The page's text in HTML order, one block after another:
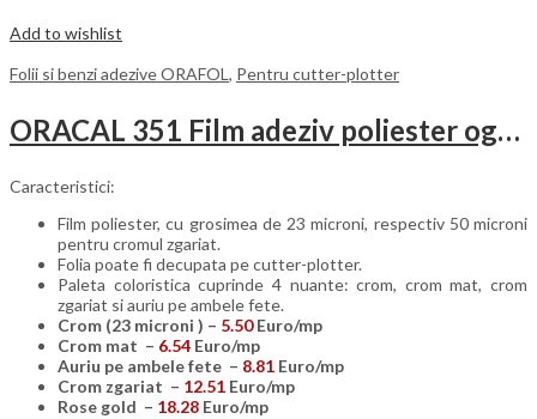
Add to wishlist
Folii si benzi adezive ORAFOL , Pentru cutter-plotter
ORACAL 351 Film adeziv poliester oglinda
Caracteristici:
Film poliester, cu grosimea de 23 microni, respectiv 50 microni
pentru cromul zgariat.
Folia poate fi decupata pe cutter-plotter.
Paleta coloristica cuprinde 4 nuante: crom, crom mat, crom
zgariat si auriu pe ambele fete.
Crom (23 microni ) – 5.50Euro/mp
Crom mat – 6.54 Euro/mp
Auriu pe ambele fete – 8.81 Euro/mp
Crom zgariat – 12.51 Euro/mp
Rose gold – 18.28 Euro/mp